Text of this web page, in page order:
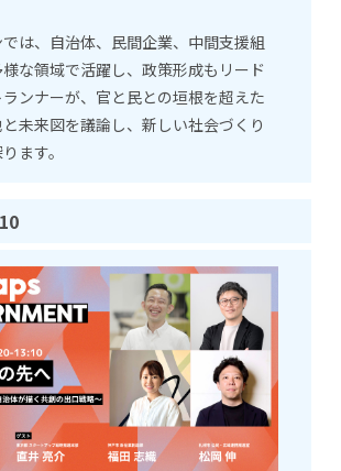
は、自治体、民間企業、中間支援組
な領域で活躍し、政策形成もリード
ンナーが、官と民との垣根を超えた
未来図を議論し、新しい社会づくり
ます。